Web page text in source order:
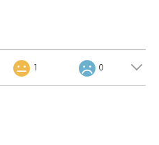
1 0